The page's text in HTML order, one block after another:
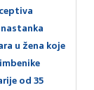
u žena koje
od 35